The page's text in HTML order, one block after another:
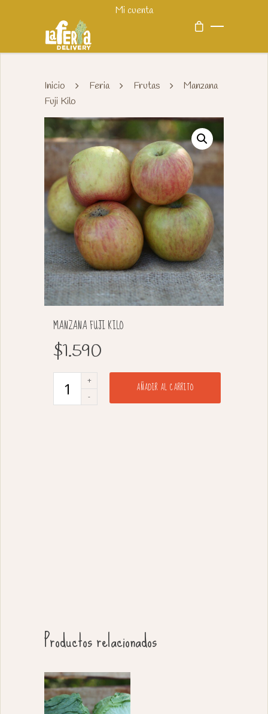
Mi cuenta
Inicio Feria Frutas
Manzana
Fuji Kilo
MANZANA FUJI KILO
$1.590
AÑADIR AL CARRITO
Productos relacionados